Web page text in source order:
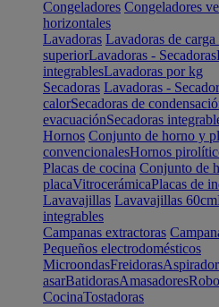
Congeladores Congeladores
horizontales
Lavadoras Lavadoras de
superiorLavadoras - Secadoras
integrablesLavadoras por kg
Secadoras Lavadoras -
calorSecadoras de
evacuaciónSecadoras
Hornos Conjunto de horno y
convencionalesHornos
Placas de cocina Conjunto de
placaVitrocerámicaPlacas de
Lavavajillas Lavavajillas 60cm
integrables
Campanas extractoras
Pequeños electrodomésticos
MicroondasFreidoras
asarBatidorasAmasadores
CocinaTostadoras